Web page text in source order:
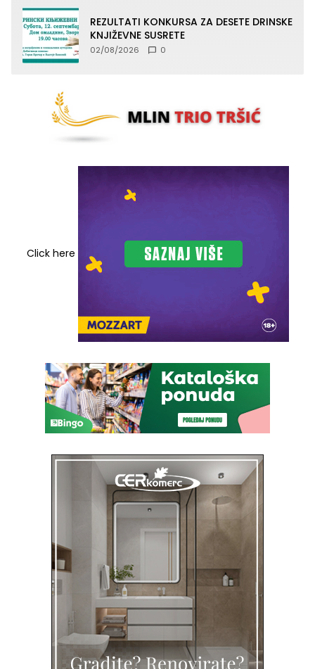
REZULTATI KONKURSA ZA DESETE DRINSKE
KNJIŽEVNE SUSRETE
02/08/2026 0
Click here